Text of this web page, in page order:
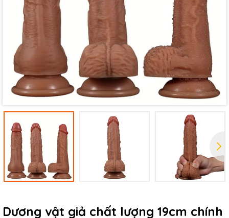
Dương vật giả chất lượng 19cm chính